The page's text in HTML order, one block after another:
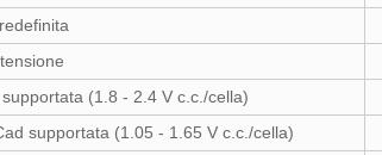
(1.8 - 2.4 V c.c./cella)
supportata (1.05 - 1.65 V c.c./cella)